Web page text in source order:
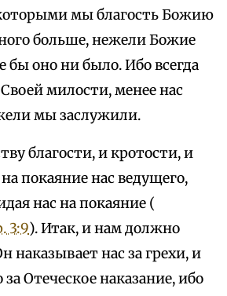
мы благость Божию
больше, нежели Божие
бы оно ни было. Ибо всегда
милости, менее нас
мы заслужили.
благости, и кротости, и
покаяние нас ведущего,
нас на покаяние (
3:9). Итак, и нам должно
наказывает нас за грехи, и
за Отеческое наказание, ибо